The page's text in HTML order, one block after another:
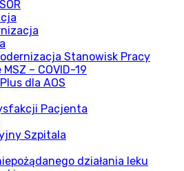
Stanowisk Pracy
– COVID-19
dla AOS
Pacjenta
Szpitala
działania leku